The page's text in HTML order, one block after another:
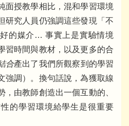
面授教學相比，混和學習環境
研究人員仍強調這些發現「不
的媒介… 事實上是實驗情境
習時間與教材，以及更多的合
合產出了我們所觀察到的學習
強調）。換句話說，為獲取線
，由教師創造出一個互動的、
的學習環境給學生是很重要